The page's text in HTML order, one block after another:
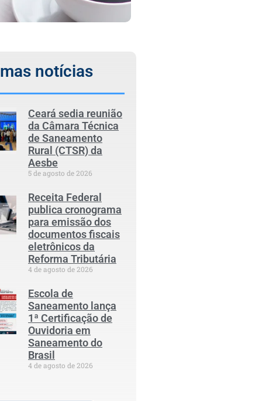
notícias
Ceará sedia reunião
da Câmara Técnica
de Saneamento
Rural (CTSR) da
Aesbe
5 de agosto de 2026
Receita Federal
publica cronograma
para emissão dos
documentos fiscais
eletrônicos da
Reforma Tributária
4 de agosto de 2026
Escola de
Saneamento lança
1ª Certificação de
Ouvidoria em
Saneamento do
Brasil
4 de agosto de 2026